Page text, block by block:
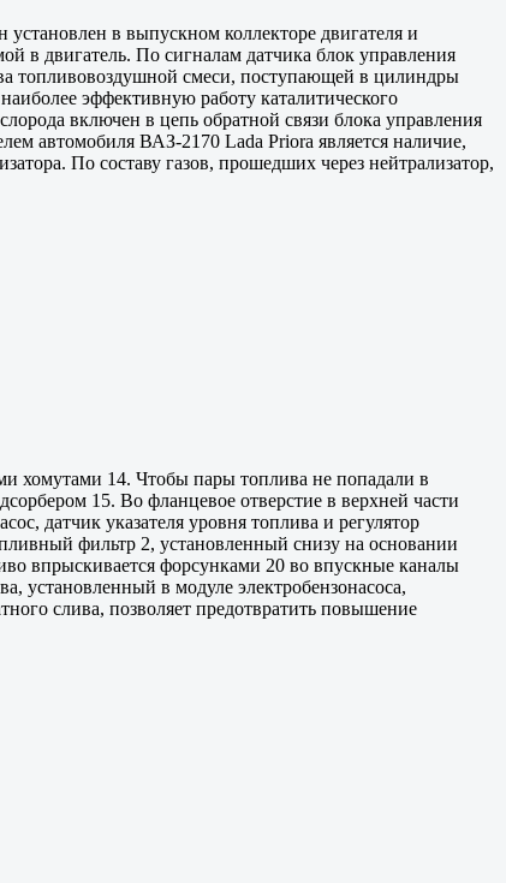
в выпускном коллекторе двигателя и
в двигатель. По сигналам датчика блок управления
топливовоздушной смеси, поступающей в цилиндры
эффективную работу каталитического
включен в цепь обратной связи блока управления
автомобиля ВАЗ-2170 Lada Priora является наличие,
По составу газов, прошедших через нейтрализатор,
хомутами 14. Чтобы пары топлива не попадали в
15. Во фланцевое отверстие в верхней части
датчик указателя уровня топлива и регулятор
фильтр 2, установленный снизу на основании
впрыскивается форсунками 20 во впускные каналы
установленный в модуле электробензонасоса,
слива, позволяет предотвратить повышение